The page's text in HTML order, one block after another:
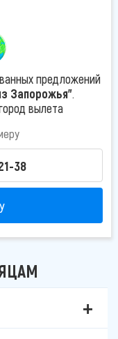
предложений
Запорожья".
вылета
38